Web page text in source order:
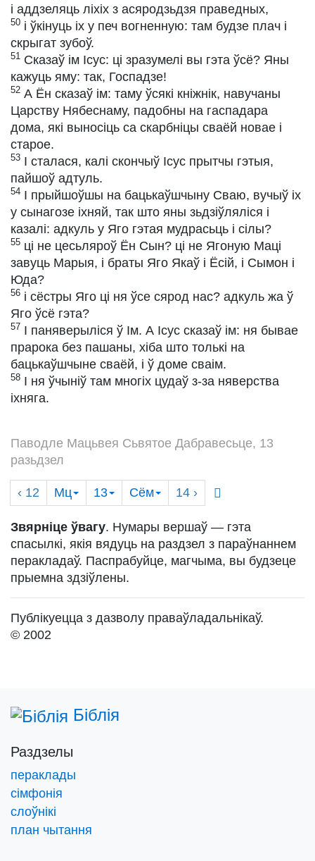
і аддзеляць ліхіх з асяродзьдзя праведных,
50 і ўкінуць іх у печ вогненную: там будзе плач і
скрыгат зубоў.
51 Сказаў ім Ісус: ці зразумелі вы гэта ўсё? Яны
кажуць яму: так, Госпадзе!
52 А Ён сказаў ім: таму ўсякі кніжнік, навучаны
Царству Нябеснаму, падобны на гаспадара
дома, які выносіць са скарбніцы сваёй новае і
старое.
53 І сталася, калі скончыў Ісус прытчы гэтыя,
пайшоў адтуль.
54 І прыйшоўшы на бацькаўшчыну Сваю, вучыў іх
у сынагозе іхняй, так што яны зьдзіўляліся і
казалі: адкуль у Яго гэтая мудрасьць і сілы?
55 ці не цесьляроў Ён Сын? ці не Ягоную Маці
завуць Марыя, і браты Яго Якаў і Ёсій, і Сымон і
Юда?
56 і сёстры Яго ці ня ўсе сярод нас? адкуль жа ў
Яго ўсё гэта?
57 І паняверыліся ў Ім. А Ісус сказаў ім: ня бывае
прарока без пашаны, хіба што толькі на
бацькаўшчыне сваёй, і ў доме сваім.
58 І ня ўчыніў там многіх цудаў з-за няверства
іхняга.
Паводле Мацьвея Сьвятое Дабравесьце, 13
разьдзел
‹ 12 Мц 13 Сём 14 ›
Звярніце ўвагу. Нумары вершаў — гэта
спасылкі, якія вядуць на раздзел з параўнаннем
перакладаў. Паспрабуйце, магчыма, вы будзеце
прыемна здзіўлены.
Публікуецца з дазволу праваўладальнікаў.
© 2002
Біблія
Раздзелы
пераклады
сімфонія
слоўнікі
план чытання